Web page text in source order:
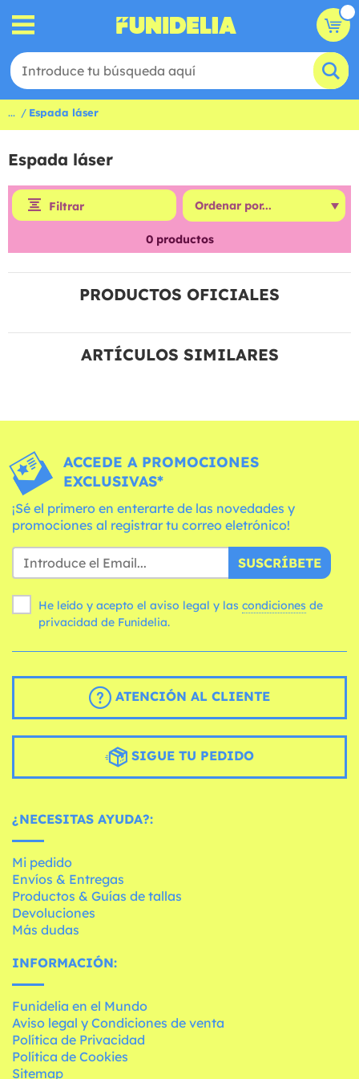
... Espada láser
Espada láser
Filtrar
0productos
PRODUCTOS OFICIALES
ARTÍCULOS SIMILARES
ACCEDE A PROMOCIONES
EXCLUSIVAS*
¡Sé el primero en enterarte de las novedades y
promociones al registrar tu correo eletrónico!
SUSCRÍBETE
He leído y acepto el aviso legal y las condiciones
privacidad de Funidelia.
ATENCIÓN AL CLIENTE
SIGUE TU PEDIDO
¿NECESITAS AYUDA?:
Mi pedido
Envíos & Entregas
Productos & Guías de tallas
Devoluciones
Más dudas
INFORMACIÓN:
Funidelia en el Mundo
Aviso legal y Condiciones de venta
Política de Privacidad
Política de Cookies
Sitemap